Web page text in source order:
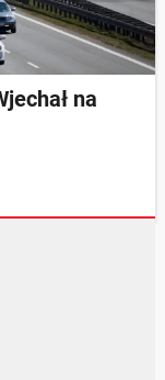
na